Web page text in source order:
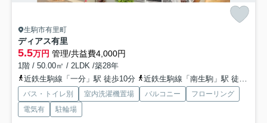
生駒市有里町
ディアス有里
5.5万円 管理/共益費4,000円
1階 / 50.00㎡ / 2LDK /築28年
近鉄生駒線「一分」駅 徒歩10分
近鉄生駒線「南生駒」駅 徒歩16分
バス・トイレ別 室内洗濯機置場 バルコニー
フローリング
電気有
駐輪場